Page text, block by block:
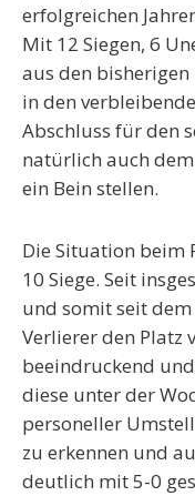
erfolgreichen
Mit 12 Siegen, 6
aus den
in den
Abschluss für den
natürlich auch
ein Bein stellen.
Die Situation beim
10 Siege. Seit
und somit seit
Verlierer den Platz
beeindruckend
diese unter der
personeller
zu erkennen und
deutlich mit 5-0